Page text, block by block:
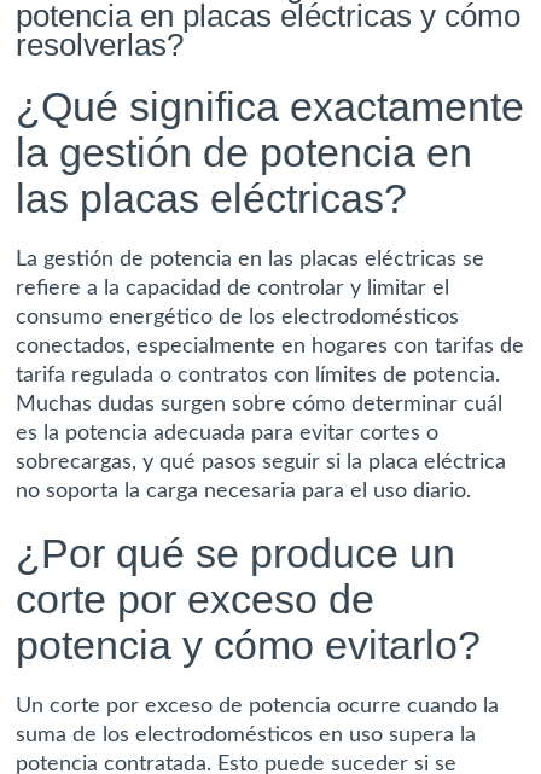
potencia en placas eléctricas y cómo
resolverlas?
¿Qué significa exactamente
la gestión de potencia en
las placas eléctricas?
La gestión de potencia en las placas eléctricas se
refiere a la capacidad de controlar y limitar el
consumo energético de los electrodomésticos
conectados, especialmente en hogares con tarifas de
tarifa regulada o contratos con límites de potencia.
Muchas dudas surgen sobre cómo determinar cuál
es la potencia adecuada para evitar cortes o
sobrecargas, y qué pasos seguir si la placa eléctrica
no soporta la carga necesaria para el uso diario.
¿Por qué se produce un
corte por exceso de
potencia y cómo evitarlo?
Un corte por exceso de potencia ocurre cuando la
suma de los electrodomésticos en uso supera la
potencia contratada. Esto puede suceder si se